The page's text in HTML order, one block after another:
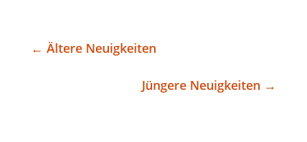
← Ältere Neuigkeiten
Jüngere Neuigkeiten →